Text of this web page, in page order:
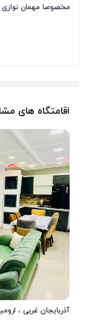
مخصوصا مهمان
اقامتگاه های
آذربایجان غربی ،